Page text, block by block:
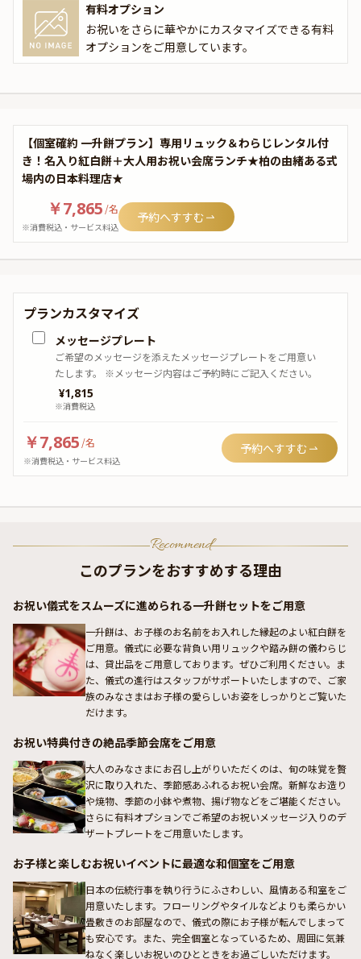
有料オプション
お祝いをさらに華やかにカスタマイズできる有料
オプションをご用意しています。
【個室確約 一升餅プラン】専用リュック＆わらじレンタル付
き！名入り紅白餅＋大人用お祝い会席ランチ★柏の由緒ある式
場内の日本料理店★
￥7,865 /名
※消費税込・サービス料込
予約へすすむ
プランカスタマイズ
メッセージプレート
ご希望のメッセージを添えたメッセージプレートをご用意い
たします。 ※メッセージ内容はご予約時にご記入ください。
¥1,815
※消費税込
￥7,865 /名
※消費税込・サービス料込
予約へすすむ
Recommend
このプランをおすすめする理由
お祝い儀式をスムーズに進められる一升餅セットをご用意
一升餅は、お子様のお名前をお入れした縁起のよい紅白餅を
ご用意。儀式に必要な背負い用リュックや踏み餅の儀わらじ
は、貸出品をご用意しております。ぜひご利用ください。ま
た、儀式の進行はスタッフがサポートいたしますので、ご家
族のみなさまはお子様の愛らしいお姿をしっかりとご覧いた
だけます。
お祝い特典付きの絶品季節会席をご用意
大人のみなさまにお召し上がりいただくのは、旬の味覚を贅
沢に取り入れた、季節感あふれるお祝い会席。新鮮なお造り
や焼物、季節の小鉢や煮物、揚げ物などをご堪能ください。
さらに有料オプションでご希望のお祝いメッセージ入りのデ
ザートプレートをご用意いたします。
お子様と楽しむお祝いイベントに最適な和個室をご用意
日本の伝統行事を執り行うにふさわしい、風情ある和室をご
用意いたします。フローリングやタイルなどよりも柔らかい
畳敷きのお部屋なので、儀式の際にお子様が転んでしまって
も安心です。また、完全個室となっているため、周囲に気兼
ねなく楽しいお祝いのひとときをお過ごしいただけます。